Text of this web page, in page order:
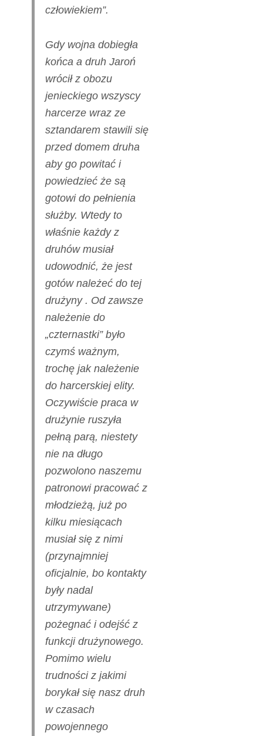
człowiekiem”.
Gdy wojna dobiegła
końca a druh Jaroń
wrócił z obozu
jenieckiego wszyscy
harcerze wraz ze
sztandarem stawili się
przed domem druha
aby go powitać i
powiedzieć że są
gotowi do pełnienia
służby. Wtedy to
właśnie każdy z
druhów musiał
udowodnić, że jest
gotów należeć do tej
drużyny . Od zawsze
należenie do
„czternastki” było
czymś ważnym,
trochę jak należenie
do harcerskiej elity.
Oczywiście praca w
drużynie ruszyła
pełną parą, niestety
nie na długo
pozwolono naszemu
patronowi pracować z
młodzieżą, już po
kilku miesiącach
musiał się z nimi
(przynajmniej
oficjalnie, bo kontakty
były nadal
utrzymywane)
pożegnać i odejść z
funkcji drużynowego.
Pomimo wielu
trudności z jakimi
borykał się nasz druh
w czasach
powojennego